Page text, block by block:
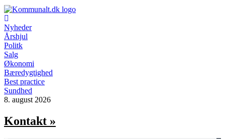
Nyheder
Årshjul
Politk
Salg
Økonomi
Bæredygtighed
Best practice
Sundhed
8. august 2026
Kontakt »